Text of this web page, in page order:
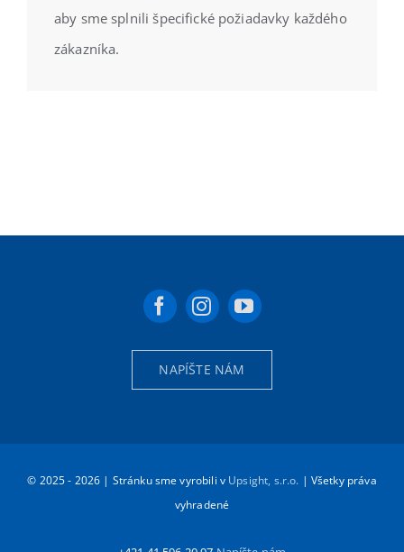
aby sme splnili špecifické požiadavky každého
zákazníka.
NAPÍŠTE NÁM
© 2025 - 2026 | Stránku sme vyrobili v Upsight, s.r.o. | Všetky práva
vyhradené